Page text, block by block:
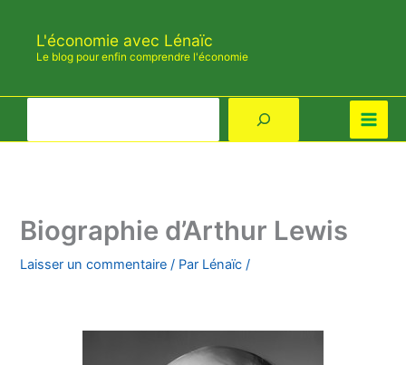
contenu
L'économie avec Lénaïc
Le blog pour enfin comprendre l'économie
Biographie d’Arthur Lewis
Laisser un commentaire / Par Lénaïc/